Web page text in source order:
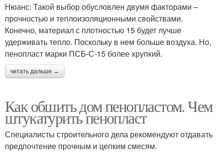
Нюанс: Такой выбор обусловлен двумя факторами –
прочностью и теплоизоляционными свойствами.
Конечно, материал с плотностью 15 будет лучше
удерживать тепло. Поскольку в нем больше воздуха. Но,
пенопласт марки ПСБ-С-15 более хрупкий.
читать дальше →
Как обшить дом пенопластом. Чем
штукатурить пенопласт
Специалисты строительного дела рекомендуют отдавать
предпочтение прочным и цепким смесям.